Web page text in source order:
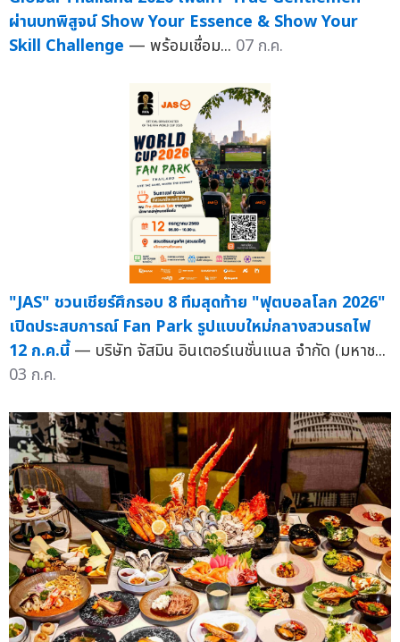
ผ่านบทพิสูจน์ Show Your Essence & Show Your
Skill Challenge — พร้อมเชื่อม... 07 ก.ค.
"JAS" ชวนเชียร์ศึกรอบ 8 ทีมสุดท้าย "ฟุตบอลโลก 2026"
เปิดประสบการณ์ Fan Park รูปแบบใหม่กลางสวนรถไฟ
12 ก.ค.นี้ — บริษัท จัสมิน อินเตอร์เนชั่นแนล จำกัด (มหาช...
03 ก.ค.